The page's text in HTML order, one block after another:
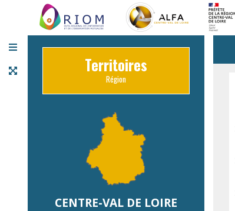
Territoires
Région
CENTRE-VAL DE LOIRE
Panneau de gestion des cookies